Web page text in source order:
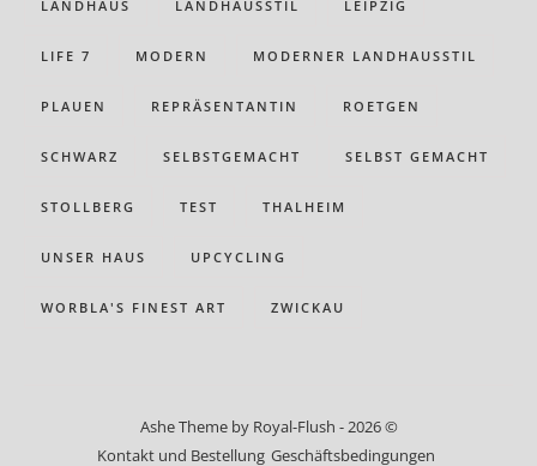
LANDHAUS LANDHAUSSTIL LEIPZIG
LIFE 7 MODERN MODERNER LANDHAUSSTIL
PLAUEN REPRÄSENTANTIN ROETGEN
SCHWARZ SELBSTGEMACHT SELBST GEMACHT
STOLLBERG TEST THALHEIM
UNSER HAUS UPCYCLING
WORBLA'S FINEST ART ZWICKAU
Ashe Theme by Royal-Flush - 2026 ©
Kontakt und Bestellung Geschäftsbedingungen